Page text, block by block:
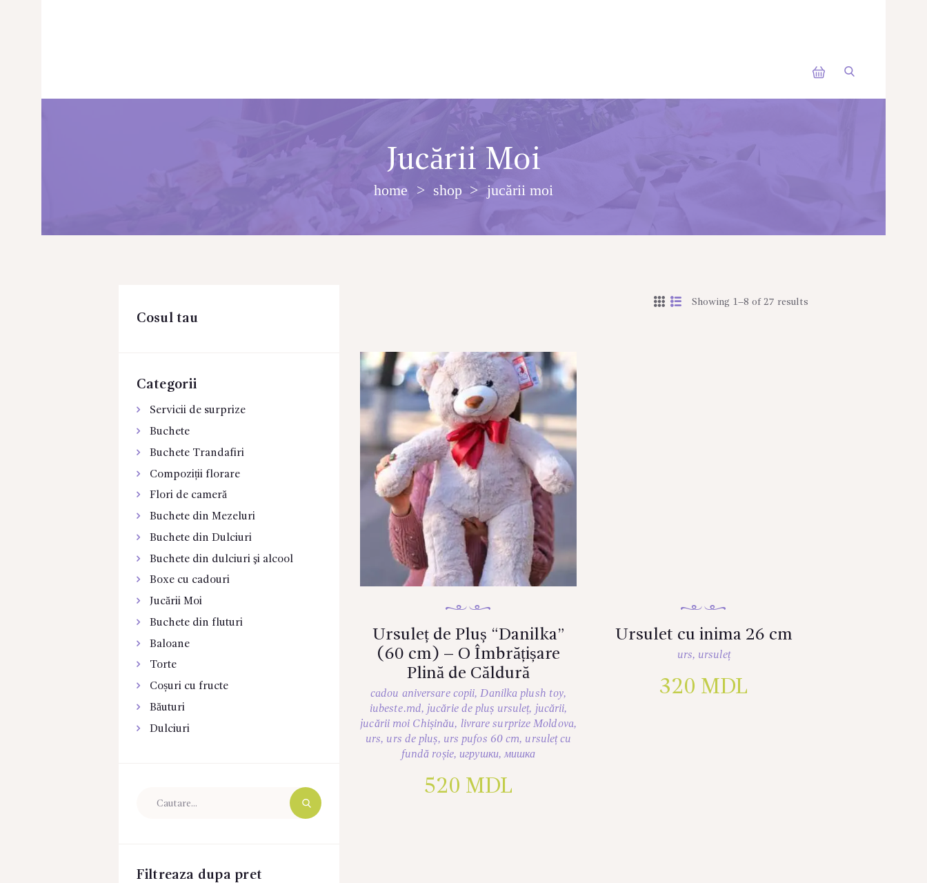
Jucării Moi
home shop jucării moi
Showing 1–8 of 27 results
Ursuleț de Pluș “Danilka”
(60 cm) – O Îmbrățișare
Plină de Căldură
cadou aniversare copii,Danilka plush toy,
iubeste.md, jucărie de pluș ursuleț, jucării,
jucării moi Chișinău, livrare surprize Moldova,
urs, urs de pluș, urs pufos 60 cm, ursuleț cu
fundă roșie, игрушки,мишка
520 MDL
Ursulet cu inima 26 cm
urs, ursuleț
320 MDL
Cosul tau
Categorii
Servicii de surprize
Buchete
Buchete Trandafiri
Compoziții florare
Flori de cameră
Buchete din Mezeluri
Buchete din Dulciuri
Buchete din dulciuri şi alcool
Boxe cu cadouri
Jucării Moi
Buchete din fluturi
Baloane
Torte
Coșuri cu fructe
Băuturi
Dulciuri
Filtreaza dupa pret